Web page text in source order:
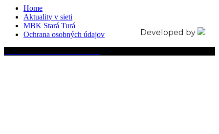
Home
Aktuality v sieti
MBK Stará Turá
Ochrana osobných údajov
Developed by